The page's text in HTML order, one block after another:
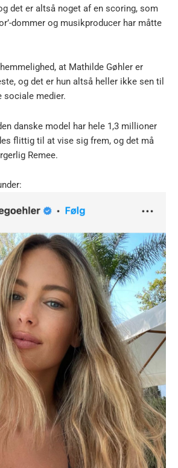
det er altså noget af en scoring, som
dommer og musikproducer har måtte
at Mathilde Gøhler er
og det er hun altså heller ikke sen til
sociale medier.
danske model har hele 1,3 millioner
flittig til at vise sig frem, og det må
Remee.